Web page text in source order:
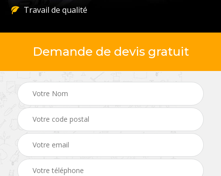
Travail de qualité
Demande de devis gratuit